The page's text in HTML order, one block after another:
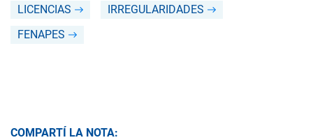
LICENCIAS
IRREGULARIDADES
FENAPES
COMPARTÍ LA NOTA: